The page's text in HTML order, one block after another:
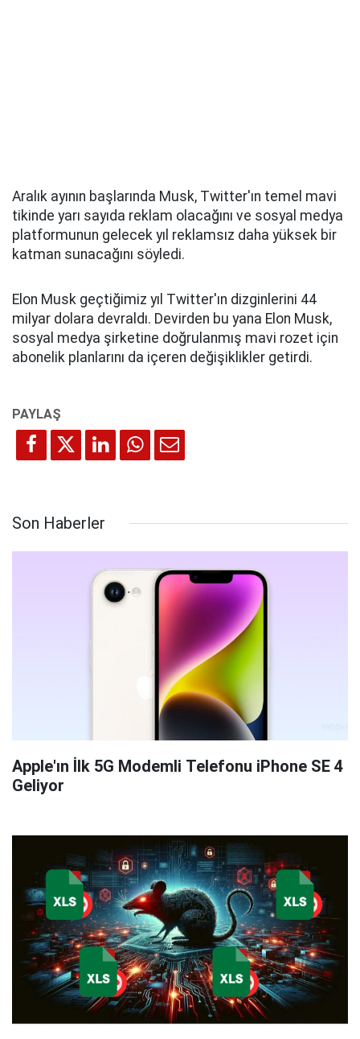
Aralık ayının başlarında Musk, Twitter'ın temel mavi
tikinde yarı sayıda reklam olacağını ve sosyal medya
platformunun gelecek yıl reklamsız daha yüksek bir
katman sunacağını söyledi.
Elon Musk geçtiğimiz yıl Twitter'ın dizginlerini 44
milyar dolara devraldı. Devirden bu yana Elon Musk,
sosyal medya şirketine doğrulanmış mavi rozet için
abonelik planlarını da içeren değişiklikler getirdi.
Son Haberler
Apple'ın İlk 5G Modemli Telefonu iPhone SE 4
Geliyor